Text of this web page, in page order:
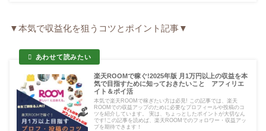
▼本気で収益化を狙うコツとポイント記事▼
楽天ROOMで稼ぐ!2025年版 月1万円以上の収益を本
気で目指すために知っておきたいこと アフィリエ
イト＆ポイ活
本気で楽天ROOMで稼ぎたい方は必見! この記事では、楽天
ROOMでの収益アップのために必要なプロフィールや投稿のコ
ツを紹介しています。 実は、ちょっとしたポイントが大切なん
です!この記事を読めば、楽天ROOMでのフォロワー・収益アッ
プを期待できます！